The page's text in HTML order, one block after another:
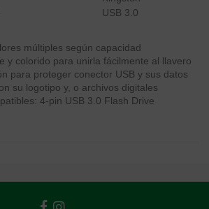
USB 3.0
múltiples según capacidad
y colorido para unirla fácilmente al llavero
para proteger conector USB y sus datos
su logotipo y, o archivos digitales
4-pin USB 3.0 Flash Drive